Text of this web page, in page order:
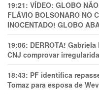
19:21: VÍDEO: GLOBO
FLÁVIO BOLSONARO NO
INOCENTADO! GLOBO
19:06: DERROTA!
CNJ comprovar
18:43: PF identifica
Tomaz para esposa de